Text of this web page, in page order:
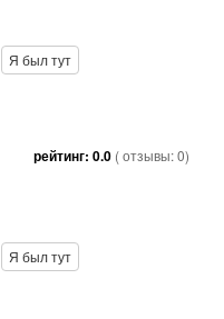
Я был тут
рейтинг: 0.0 ( отзывы:0)
Я был тут